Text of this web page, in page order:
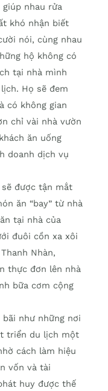
nhau rửa
khó nhận biết
nói, cùng nhau
hộ không có
tại nhà mình
Họ sẽ đem
có không gian
chỉ vài nhà vườn
ăn uống
doanh dịch vụ
sẽ được tận mắt
ăn “bay” từ nhà
tại nhà của
đuôi cồn xa xôi
Nhàn,
thực đơn lên nhà
bữa cơm cộng
như những nơi
triển du lịch một
cách làm hiệu
vốn và tài
huy được thế